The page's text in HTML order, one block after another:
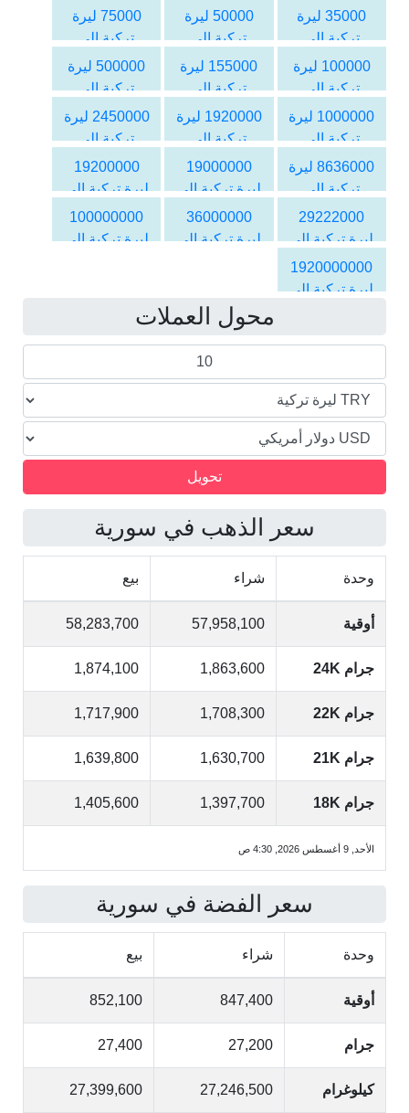
الدولار
الأمريكي
الدولار
الأمريكي
الدولار
الأمريكي
35000 ليرة
تركية الى
الدولار
الأمريكي
50000 ليرة
تركية الى
الدولار
الأمريكي
75000 ليرة
تركية الى
الدولار
الأمريكي
100000 ليرة
تركية الى
الدولار
الأمريكي
155000 ليرة
تركية الى
الدولار
الأمريكي
500000 ليرة
تركية الى
الدولار
الأمريكي
1000000 ليرة
تركية الى
الدولار
الأمريكي
1920000 ليرة
تركية الى
الدولار
الأمريكي
2450000 ليرة
تركية الى
الدولار
الأمريكي
8636000 ليرة
تركية الى
الدولار
الأمريكي
19000000
ليرة تركية الى
الدولار
الأمريكي
19200000
ليرة تركية الى
الدولار
الأمريكي
29222000
ليرة تركية الى
الدولار
الأمريكي
36000000
ليرة تركية الى
100000000
ليرة تركية الى
1920000000
ليرة تركية الى
محول العملات
سعر الذهب في سورية
وحدة شراء بيع
أوقية 57,958,100
58,283,700
جرام 24K 1,863,600
1,874,100
جرام 22K 1,708,300
1,717,900
جرام 21K 1,630,700
1,639,800
جرام 18K 1,397,700
1,405,600
الأحد, 9 أغسطس 2026, 4:30 ص
سعر الفضة في سورية
وحدة شراء بيع
أوقية 847,400
852,100
جرام 27,200
27,400
كيلوغرام 27,246,500
27,399,600